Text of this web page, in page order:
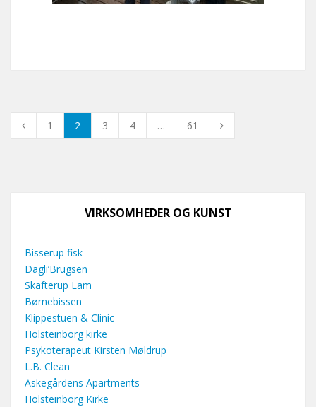
1 2 3 4 … 61
VIRKSOMHEDER OG KUNST
Bisserup fisk
Dagli’Brugsen
Skafterup Lam
Børnebissen
Klippestuen & Clinic
Holsteinborg kirke
Psykoterapeut Kirsten Møldrup
L.B. Clean
Askegårdens Apartments
Holsteinborg Kirke